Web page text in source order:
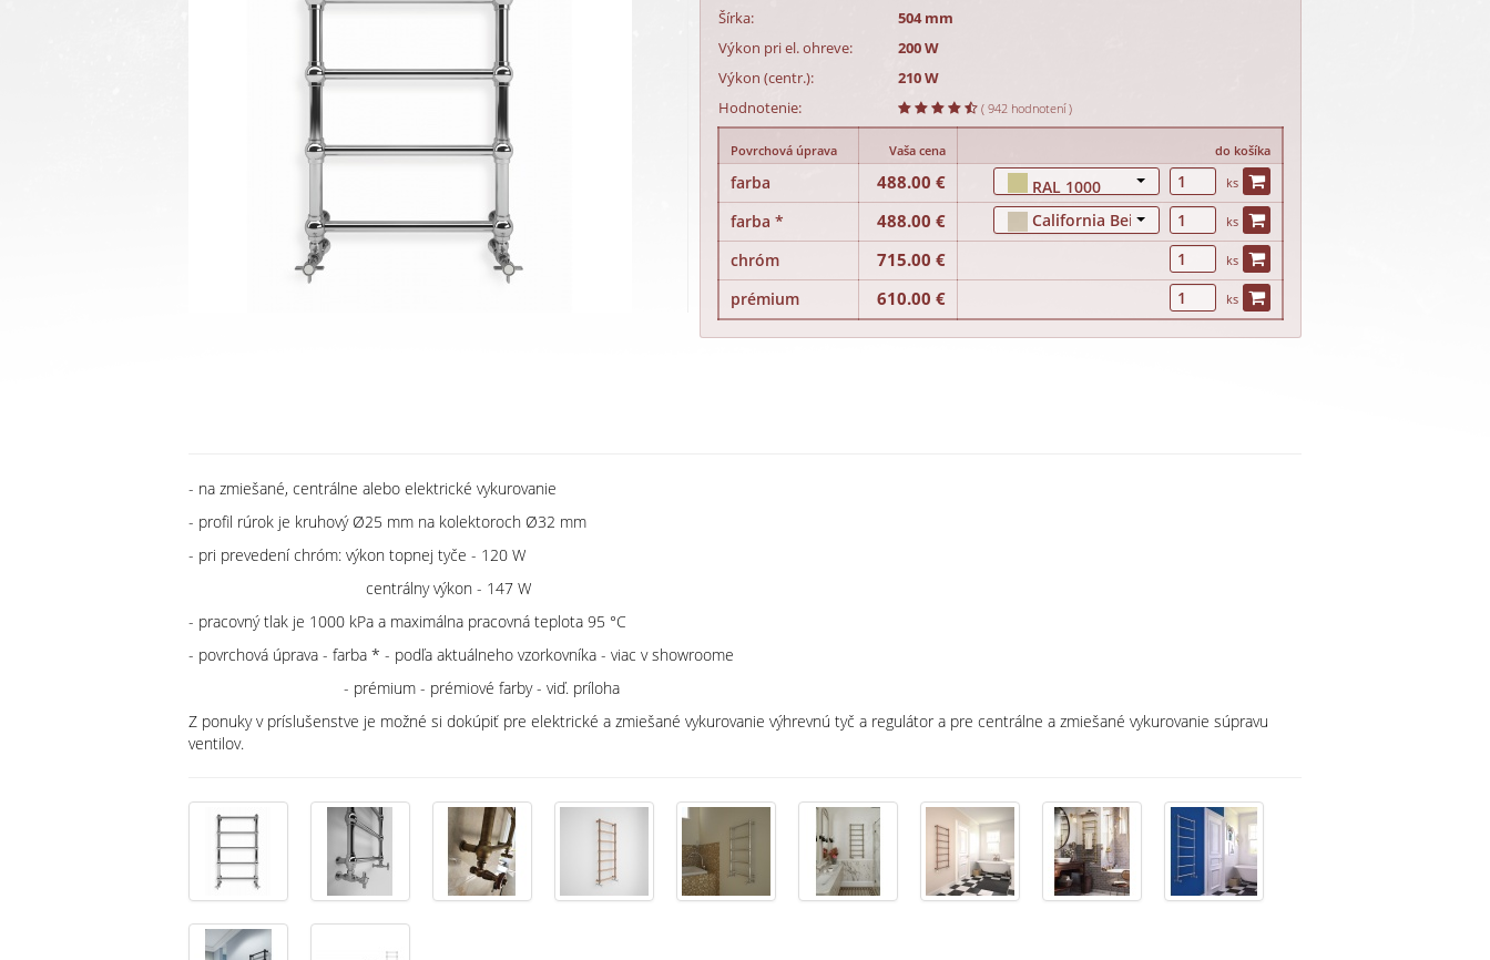
Šírka:
504 mm
Výkon pri el. ohreve:
200 W
Výkon (centr.):
210 W
Hodnotenie:
( 942 hodnotení )
Povrchová úprava Vaša cena do košíka
farba 488.00 € RAL 1000 ks
farba * 488.00 € California Beige ks
chróm 715.00 € ks
prémium 610.00 € ks
- na zmiešané, centrálne alebo elektrické vykurovanie
- profil rúrok je kruhový Ø25 mm na kolektoroch Ø32 mm
- pri prevedení chróm: výkon topnej tyče - 120 W
centrálny výkon - 147 W
- pracovný tlak je 1000 kPa a maximálna pracovná teplota 95 °C
- povrchová úprava - farba * - podľa aktuálneho vzorkovníka - viac v showroome
- prémium - prémiové farby - viď. príloha
Z ponuky v príslušenstve je možné si dokúpiť pre elektrické a zmiešané vykurovanie výhrevnú tyč a regulátor a pre centrálne a zmiešané vykurovanie súpravu
ventilov.